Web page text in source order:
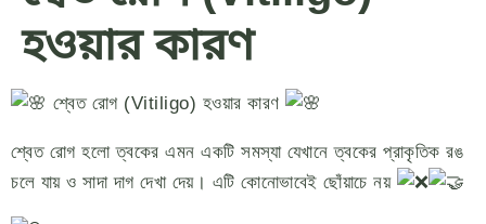
হওয়ার কারণ
শ্বেত রোগ (Vitiligo) হওয়ার কারণ
শ্বেত রোগ হলো ত্বকের এমন একটি সমস্যা যেখানে ত্বকের প্রাকৃতিক রঙ
চলে যায় ও সাদা দাগ দেখা দেয়। এটি কোনোভাবেই ছোঁয়াচে নয়